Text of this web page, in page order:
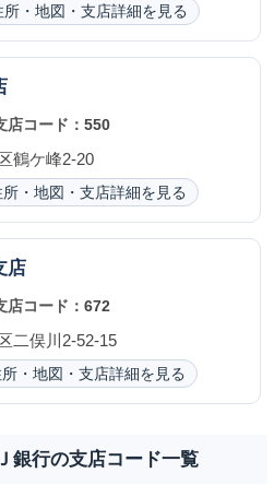
所・地図・支店詳細を見る
店コード：550
鶴ケ峰2-20
所・地図・支店詳細を見る
店
店コード：672
二俣川2-52-15
・地図・支店詳細を見る
銀行の支店コード一覧